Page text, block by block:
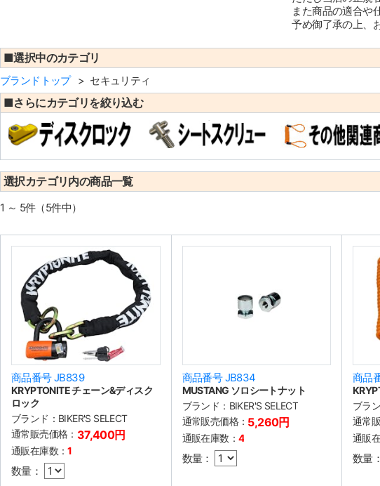
また商品の適合や
予め御了承の上、
■選択中のカテゴリ
ブランドトップ セキュリティ
■さらにカテゴリを絞り込む
選択カテゴリ内の商品一覧
1 ～ 5件（5件中）
商品番号 JB839
KRYPTONITE チェーン&ディスク
ロック
ブランド： BIKER'S SELECT
通常販売価格： 37,400円
通販在庫数：1
数量：
商品番号 JB834
MUSTANG ソロシートナット
ブランド： BIKER'S SELECT
通常販売価格： 5,260円
通販在庫数： 4
数量：
商品
ブラ
通常
通販
数量：